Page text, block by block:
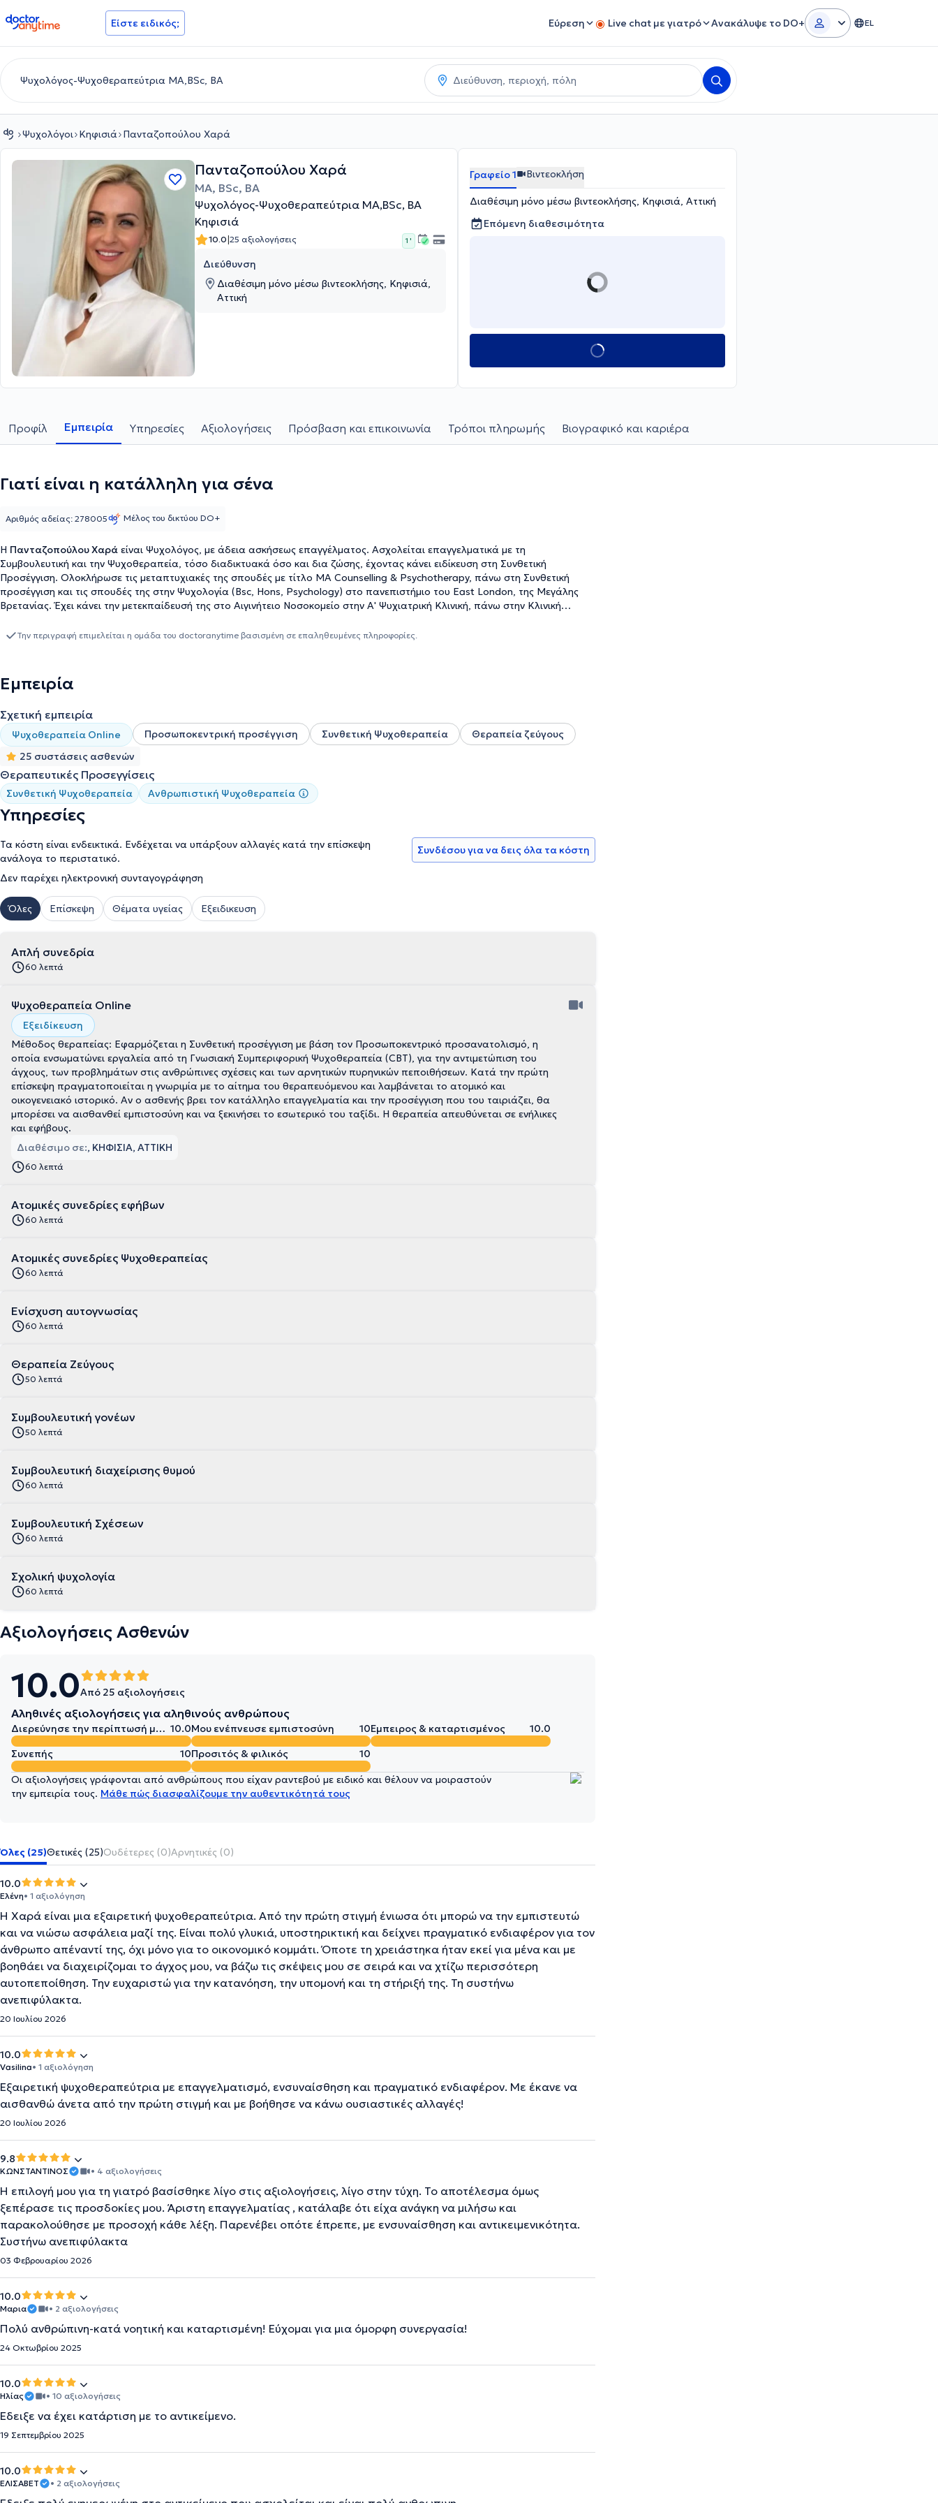
doctoranytime Είστε ειδικός; Εύρεση Live chat με γιατρό Ανακάλυψε το DO+ EL
Ψυχολόγοι Κηφισιά Πανταζοπούλου Χαρά
Πανταζοπούλου Χαρά
MA, BSc, ΒΑ
Ψυχολόγος-Ψυχοθεραπεύτρια ΜΑ,ΒSc, BA
Κηφισιά
10.0|25 αξιολογήσεις 1 '
Διεύθυνση
Διαθέσιμη μόνο μέσω βιντεοκλήσης, Κηφισιά,
Αττική
Γραφείο 1 Βιντεοκλήση
Διαθέσιμη μόνο μέσω βιντεοκλήσης, Κηφισιά, Αττική
Επόμενη διαθεσιμότητα
Προφίλ Εμπειρία Υπηρεσίες Αξιολογήσεις Πρόσβαση και επικοινωνία Τρόποι πληρωμής Βιογραφικό και καριέρα
Γιατί είναι η κατάλληλη για σένα
H Πανταζοπούλου Χαρά είναι Ψυχολόγος, με άδεια ασκήσεως επαγγέλματος. Ασχολείται επαγγελματικά με τη
Συμβουλευτική και την Ψυχοθεραπεία, τόσο διαδικτυακά όσο και δια ζώσης, έχοντας κάνει ειδίκευση στη Συνθετική
Προσέγγιση. Ολοκλήρωσε τις μεταπτυχιακές της σπουδές με τίτλο ΜA Counselling & Psychotherapy, πάνω στη Συνθετική
προσέγγιση και τις σπουδές της στην Ψυχολογία (Βsc, Hons, Psychology) στο πανεπιστήμιο του East London, της Μεγάλης
Βρετανίας. Έχει κάνει την μετεκπαίδευσή της στο Αιγινήτειο Νοσοκομείο στην Α' Ψυχιατρική Κλινική, πάνω στην Κλινική
στη Συστημική Ψυχοθεραπεία "Λόγω Ψυχής". Έχει, επίσης, εργαστεί εθελοντικά- ως εκπαιδευόμενη Ψυχολόγος- στο Γενικό
και Ψυχολογίας (με κατεύθυνση Ψυχολογίας), διαθέτει πολυετή εμπειρία στο κομμάτι της εκπαίδευσης, αλλά και της
συμβουλευτικής γονέων, παιδιών και εφήβων.
Αριθμός αδείας: 278005 Μέλος του δικτύου DO+
Την περιγραφή επιμελείται η ομάδα του doctoranytime βασισμένη σε επαληθευμένες πληροφορίες.
Εμπειρία
Σχετική εμπειρία
Ψυχοθεραπεία Online Προσωποκεντρική προσέγγιση Συνθετική Ψυχοθεραπεία
Θεραπεία ζεύγους
25 συστάσεις ασθενών
Θεραπευτικές Προσεγγίσεις
Συνθετική Ψυχοθεραπεία Ανθρωπιστική Ψυχοθεραπεία
Υπηρεσίες
Τα κόστη είναι ενδεικτικά. Ενδέχεται να υπάρξουν αλλαγές κατά την επίσκεψη
ανάλογα το περιστατικό.
Δεν παρέχει ηλεκτρονική συνταγογράφηση
Συνδέσου για να δεις όλα τα κόστη
Όλες Επίσκεψη Θέματα υγείας Εξειδικευση
Απλή συνεδρία
60 λεπτά
Ψυχοθεραπεία Online
Εξειδίκευση
Μέθοδος θεραπείας: Εφαρμόζεται η Συνθετική προσέγγιση με βάση τον Προσωποκεντρικό προσανατολισμό, η
οποία ενσωματώνει εργαλεία από τη Γνωσιακή Συμπεριφορική Ψυχοθεραπεία (CBT), για την αντιμετώπιση του
άγχους, των προβλημάτων στις ανθρώπινες σχέσεις και των αρνητικών πυρηνικών πεποιθήσεων. Κατά την πρώτη
επίσκεψη πραγματοποιείται η γνωριμία με το αίτημα του θεραπευόμενου και λαμβάνεται το ατομικό και
οικογενειακό ιστορικό. Αν ο ασθενής βρει τον κατάλληλο επαγγελματία και την προσέγγιση που του ταιριάζει, θα
μπορέσει να αισθανθεί εμπιστοσύνη και να ξεκινήσει το εσωτερικό του ταξίδι. Η θεραπεία απευθύνεται σε ενήλικες
και εφήβους.
Διαθέσιμο σε:, ΚΗΦΙΣΙΑ, ΑΤΤΙΚΗ
60 λεπτά
Ατομικές συνεδρίες εφήβων
60 λεπτά
Ατομικές συνεδρίες Ψυχοθεραπείας
60 λεπτά
Ενίσχυση αυτογνωσίας
60 λεπτά
Θεραπεία Ζεύγους
50 λεπτά
Συμβουλευτική γονέων
50 λεπτά
Συμβουλευτική διαχείρισης θυμού
60 λεπτά
Συμβουλευτική Σχέσεων
60 λεπτά
Σχολική ψυχολογία
60 λεπτά
Αξιολογήσεις Ασθενών
10.0Από 25 αξιολογήσεις
Αληθινές αξιολογήσεις για αληθινούς ανθρώπους
Διερεύνησε την περίπτωσή μου σε βάθος 10.0Μου ενέπνευσε εμπιστοσύνη 10Έμπειρος & καταρτισμένος
10.0
Συνεπής
10Προσιτός & φιλικός 10
Οι αξιολογήσεις γράφονται από ανθρώπους που είχαν ραντεβού με ειδικό και θέλουν να μοιραστούν
την εμπειρία τους. Μάθε πώς διασφαλίζουμε την αυθεντικότητά τους
Όλες (25)Θετικές (25)Ουδέτερες (0)Αρνητικές (0)
10.0
Ελένη• 1 αξιολόγηση
Η Χαρά είναι μια εξαιρετική ψυχοθεραπεύτρια. Από την πρώτη στιγμή ένιωσα ότι μπορώ να την εμπιστευτώ
και να νιώσω ασφάλεια μαζί της. Είναι πολύ γλυκιά, υποστηρικτική και δείχνει πραγματικό ενδιαφέρον για τον
άνθρωπο απέναντί της, όχι μόνο για το οικονομικό κομμάτι. Όποτε τη χρειάστηκα ήταν εκεί για μένα και με
βοηθάει να διαχειρίζομαι το άγχος μου, να βάζω τις σκέψεις μου σε σειρά και να χτίζω περισσότερη
αυτοπεποίθηση. Την ευχαριστώ για την κατανόηση, την υπομονή και τη στήριξή της. Τη συστήνω
ανεπιφύλακτα.
20 Ιουλίου 2026
10.0
Vasilina• 1 αξιολόγηση
Εξαιρετική ψυχοθεραπεύτρια με επαγγελματισμό, ενσυναίσθηση και πραγματικό ενδιαφέρον. Με έκανε να
αισθανθώ άνετα από την πρώτη στιγμή και με βοήθησε να κάνω ουσιαστικές αλλαγές!
20 Ιουλίου 2026
9.8
ΚΩΝΣΤΑΝΤΙΝΟΣ • 4 αξιολογήσεις
Η επιλογή μου για τη γιατρό βασίσθηκε λίγο στις αξιολογήσεις, λίγο στην τύχη. Το αποτέλεσμα όμως
ξεπέρασε τις προσδοκίες μου. Άριστη επαγγελματίας , κατάλαβε ότι είχα ανάγκη να μιλήσω και
παρακολούθησε με προσοχή κάθε λέξη. Παρενέβει οπότε έπρεπε, με ενσυναίσθηση και αντικειμενικότητα.
Συστήνω ανεπιφύλακτα
03 Φεβρουαρίου 2026
10.0
Μαρια • 2 αξιολογήσεις
Πολύ ανθρώπινη-κατά νοητική και καταρτισμένη! Εύχομαι για μια όμορφη συνεργασία!
24 Οκτωβρίου 2025
10.0
Ηλίας • 10 αξιολογήσεις
Έδειξε να έχει κατάρτιση με το αντικείμενο.
19 Σεπτεμβρίου 2025
10.0
ΕΛΙΣΑΒΕΤ • 2 αξιολογήσεις